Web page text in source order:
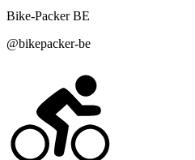
Bike-Packer BE
@bikepacker-be